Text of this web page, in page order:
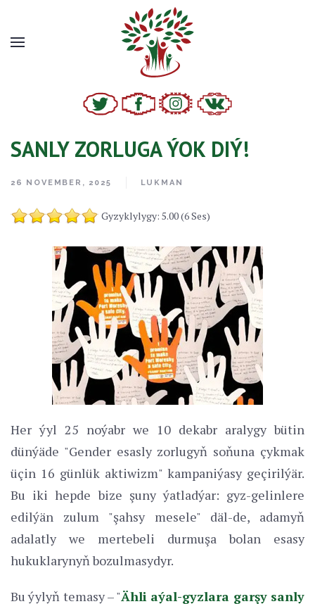
SANLY ZORLUGA ÝOK DIÝ!
26 NOVEMBER, 2025 LUKMAN
Gyzyklylygy: 5.00 (6 Ses)
Her ýyl 25 noýabr we 10 dekabr aralygy bütin
dünýäde "Gender esasly zorlugyň soňuna çykmak
üçin 16 günlük aktiwizm" kampaniýasy geçirilýär.
Bu iki hepde bize şuny ýatladýar: gyz-gelinlere
edilýän zulum "şahsy mesele" däl-de, adamyň
adalatly we mertebeli durmuşa bolan esasy
hukuklarynyň bozulmasydyr.
Bu ýylyň temasy – "Ähli aýal-gyzlara garşy sanly